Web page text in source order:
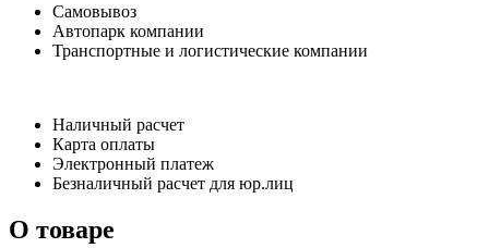
Самовывоз
Автопарк компании
Транспортные и логистические компании
Наличный расчет
Карта оплаты
Электронный платеж
Безналичный расчет для юр.лиц
О товаре